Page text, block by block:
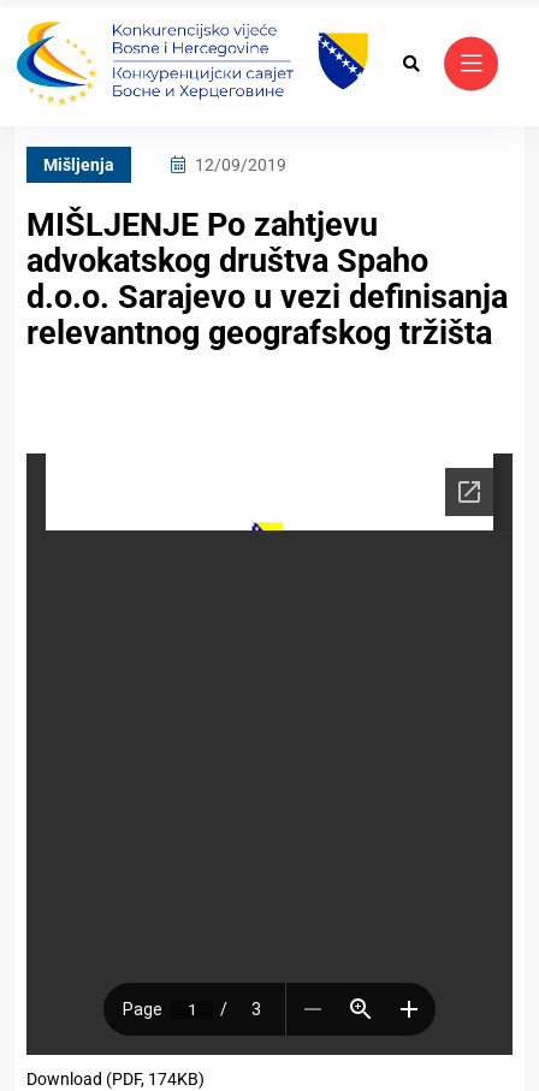
Mišljenja 12/09/2019
MIŠLJENJE Po zahtjevu
advokatskog društva Spaho
d.o.o. Sarajevo u vezi definisanja
relevantnog geografskog tržišta
Download (PDF, 174KB)